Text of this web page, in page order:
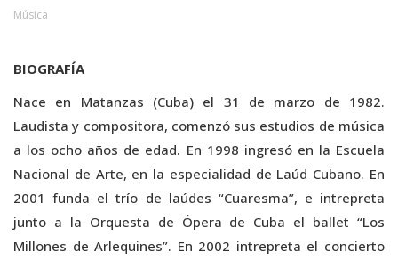
Música
BIOGRAFÍA
Nace en Matanzas (Cuba) el 31 de marzo de 1982.
Laudista y compositora, comenzó sus estudios de música
a los ocho años de edad. En 1998 ingresó en la Escuela
Nacional de Arte, en la especialidad de Laúd Cubano. En
2001 funda el trío de laúdes “Cuaresma”, e intrepreta
junto a la Orquesta de Ópera de Cuba el ballet “Los
Millones de Arlequines”. En 2002 intrepreta el concierto